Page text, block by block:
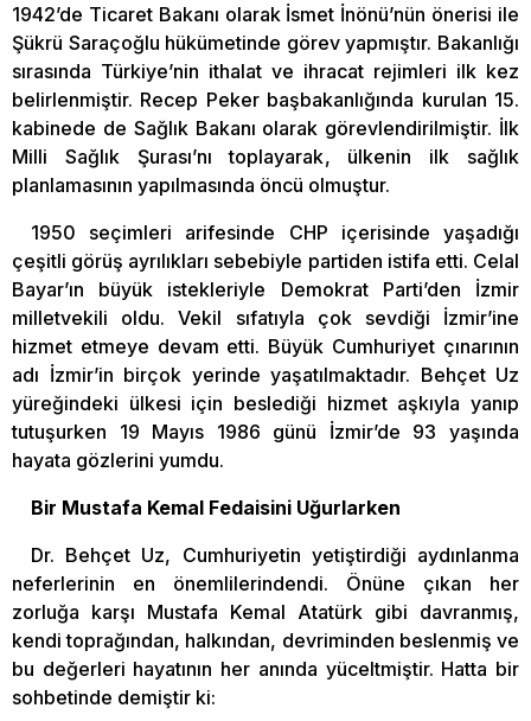
1942’de Ticaret Bakanı olarak İsmet İnönü’nün önerisi ile
Şükrü Saraçoğlu hükümetinde görev yapmıştır. Bakanlığı
sırasında Türkiye’nin ithalat ve ihracat rejimleri ilk kez
belirlenmiştir. Recep Peker başbakanlığında kurulan 15.
kabinede de Sağlık Bakanı olarak görevlendirilmiştir. İlk
Milli Sağlık Şurası’nı toplayarak, ülkenin ilk sağlık
planlamasının yapılmasında öncü olmuştur.
1950 seçimleri arifesinde CHP içerisinde yaşadığı
çeşitli görüş ayrılıkları sebebiyle partiden istifa etti. Celal
Bayar’ın büyük istekleriyle Demokrat Parti’den İzmir
milletvekili oldu. Vekil sıfatıyla çok sevdiği İzmir’ine
hizmet etmeye devam etti. Büyük Cumhuriyet çınarının
adı İzmir’in birçok yerinde yaşatılmaktadır. Behçet Uz
yüreğindeki ülkesi için beslediği hizmet aşkıyla yanıp
tutuşurken 19 Mayıs 1986 günü İzmir’de 93 yaşında
hayata gözlerini yumdu.
Bir Mustafa Kemal Fedaisini Uğurlarken
Dr. Behçet Uz, Cumhuriyetin yetiştirdiği aydınlanma
neferlerinin en önemlilerindendi. Önüne çıkan her
zorluğa karşı Mustafa Kemal Atatürk gibi davranmış,
kendi toprağından, halkından, devriminden beslenmiş ve
bu değerleri hayatının her anında yüceltmiştir. Hatta bir
sohbetinde demiştir ki: